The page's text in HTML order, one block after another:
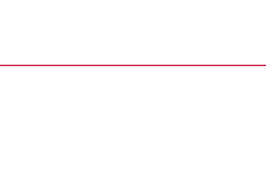
van Yuri Rose en Kiki
met 0-3 te sterk voor